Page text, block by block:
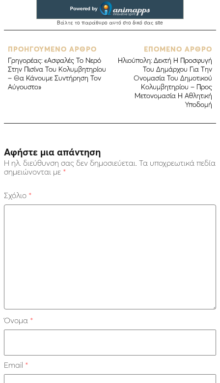
ΠΡΟΗΓΟΥΜΕΝΟ ΑΡΘΡΟ
Γρηγορέας: «Ασφαλές Το Νερό
Στην Πισίνα Του Κολυμβητηρίου
– Θα Κάνουμε Συντήρηση Τον
Αύγουστο»
ΕΠΟΜΕΝΟ ΑΡΘΡΟ
Ηλιούπολη: Δεκτή Η Προσφυγή
Του Δημάρχου Για Την
Ονομασία Του Δημοτικού
Κολυμβητηρίου – Προς
Μετονομασία Η Αθλητική
Υποδομή
Αφήστε μια απάντηση
Η ηλ. διεύθυνση σας δεν δημοσιεύεται. Τα υποχρεωτικά πεδία
σημειώνονται με *
Σχόλιο *
Όνομα *
Email *